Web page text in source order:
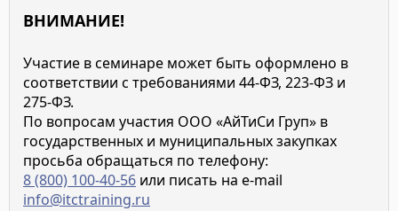
ВНИМАНИЕ!
Участие в семинаре может быть оформлено в
соответствии с требованиями 44-ФЗ, 223-ФЗ и
275-ФЗ.
По вопросам участия ООО «АйТиСи Груп» в
государственных и муниципальных закупках
просьба обращаться по телефону:
8 (800) 100-40-56 или писать на e-mail
info@itctraining.ru